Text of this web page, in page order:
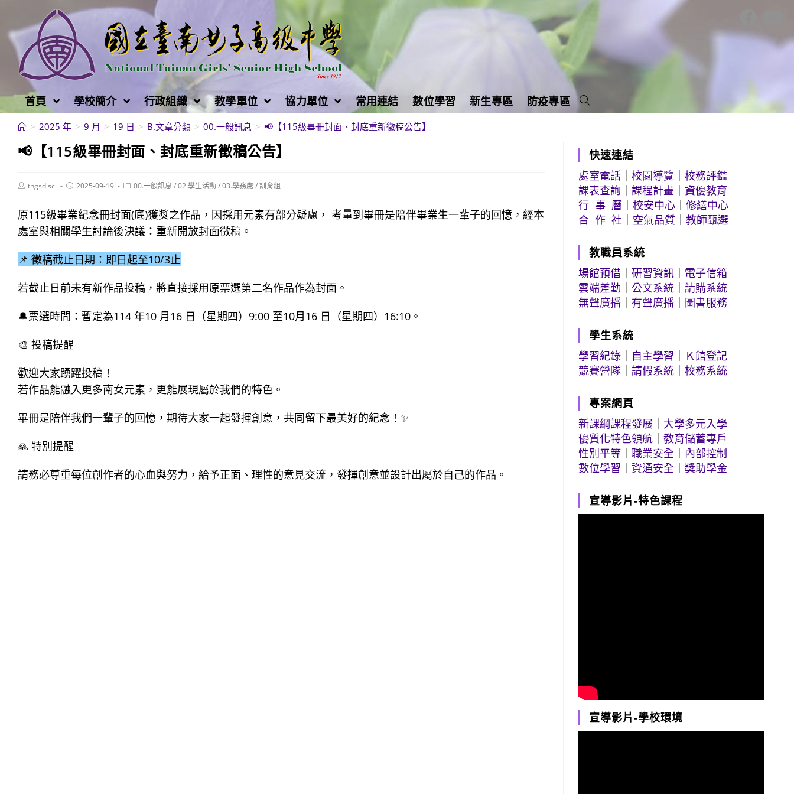
至
容
首頁 學校簡介 行政組織 教學單位 協力單位 常用連結 數位學習 新生專區 防疫專區
> 2025 年 > 9 月 > 19 日 > B.文章分類 > 00.一般訊息 > 📢【115級畢冊封面、封底重新徵稿公告】
📢【115級畢冊封面、封底重新徵稿公告】
Posttngsdisci
Post2025-09-19
Post00.一般訊息 /02.學生活動/03.學務處 /訓育組
原115級畢業紀念冊封面(底)獲獎之作品，因採用元素有部分疑慮， 考量到畢冊是陪伴畢業生一輩子的回憶，經本
處室與相關學生討論後決議：重新開放封面徵稿。
📌 徵稿截止日期：即日起至10/3止
若截止日前未有新作品投稿，將直接採用原票選第二名作品作為封面。
🔔票選時間：暫定為114 年10 月16 日（星期四）9:00 至10月16 日（星期四）16:10。
🎨 投稿提醒
歡迎大家踴躍投稿！
若作品能融入更多南女元素，更能展現屬於我們的特色。
畢冊是陪伴我們一輩子的回憶，期待大家一起發揮創意，共同留下最美好的紀念！✨
🙏 特別提醒
請務必尊重每位創作者的心血與努力，給予正面、理性的意見交流，發揮創意並設計出屬於自己的作品。
快速連結
處室電話 ｜校園導覽 ｜校務評鑑
課表查詢 ｜課程計畫 ｜資優教育
行 事 曆 ｜校安中心 ｜修繕中心
合 作 社
空氣品質 ｜教師甄選
教職員系統
場館預借 ｜研習資訊
電子信箱
雲端差勤 ｜公文系統 ｜請購系統
無聲廣播
有聲廣播 圖書服務
學生系統
學習紀錄
自主學習
Ｋ館登記
競賽營隊 ｜請假系統 ｜校務系統
專案網頁
新課綱課程發展
大學多元入學
優質化特色領航 ｜教育儲蓄專戶
性別平等 ｜職業安全
內部控制
數位學習 ｜資通安全 ｜獎助學金
宣導影片-特色課程
宣導影片-學校環境